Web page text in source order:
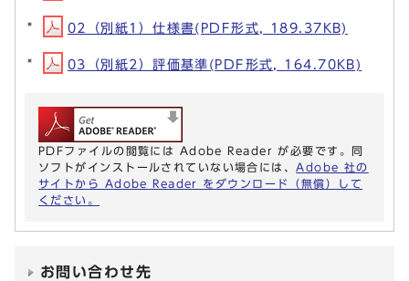
02（別紙1）仕様書(PDF形式, 189.37KB)
03（別紙2）評価基準(PDF形式, 164.70KB)
PDFファイルの閲覧には Adobe Reader が必要です。同
ソフトがインストールされていない場合には、 Adobe 社の
サイトから Adobe Reader をダウンロード（無償）して
ください。
お問い合わせ先